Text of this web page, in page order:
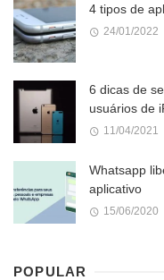
4 tipos de
24/01/2022
6 dicas de
usuários de
11/04/2021
Whatsapp
aplicativo
15/06/2020
POPULAR